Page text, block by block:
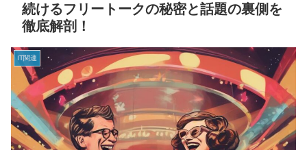
続けるフリートークの秘密と話題の裏側を
徹底解剖！
IT関連